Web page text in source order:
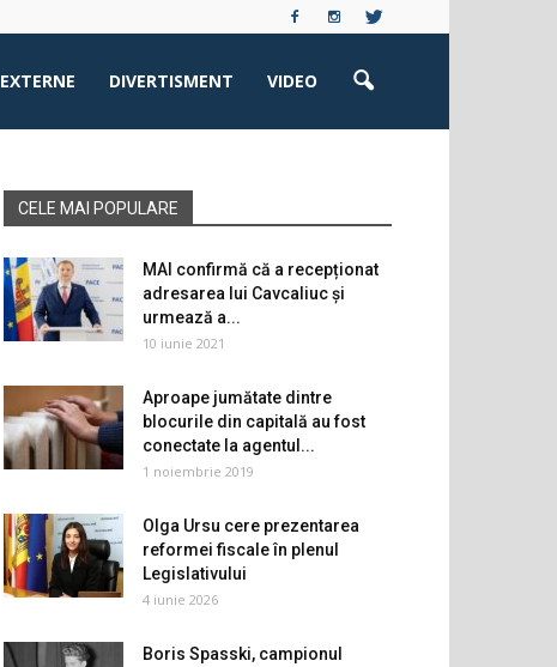
EXTERNE DIVERTISMENT VIDEO
CELE MAI POPULARE
MAI confirmă că a recepționat
adresarea lui Cavcaliuc și
urmează a...
10 iunie 2021
Aproape jumătate dintre
blocurile din capitală au fost
conectate la agentul...
1 noiembrie 2019
Olga Ursu cere prezentarea
reformei fiscale în plenul
Legislativului
4 iunie 2026
Boris Spasski, campionul